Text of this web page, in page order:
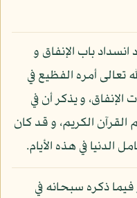
باب الإنفاق و
تعالى أمره الفظيع في
الإنفاق، و يذكر أن في
الكريم، و قد كان
الدنيا في هذه الأيام.
ذكره سبحانه في